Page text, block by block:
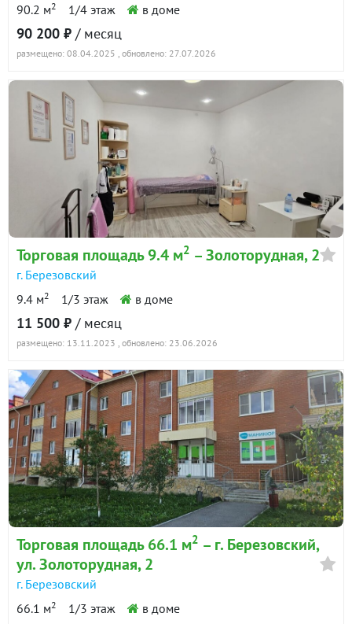
г. Березовский, ул. Александровский, 13
(городской округ Березовский) · 85.1 м²
29 декабря 2024
90 дн.
Показать всю историю: 21 предложение →
90.2 м2 1/4 этаж в доме
90 200 ₽ / месяц
размещено: 08.04.2025 , обновлено: 27.07.2026
Торговая площадь 9.4 м2 – Золоторудная, 2
г. Березовский
9.4 м2 1/3 этаж в доме
11 500 ₽ / месяц
размещено: 13.11.2023 , обновлено: 23.06.2026
Торговая площадь 66.1 м2 – г. Березовский,
ул. Золоторудная, 2
г. Березовский
66.1 м2 1/3 этаж в доме